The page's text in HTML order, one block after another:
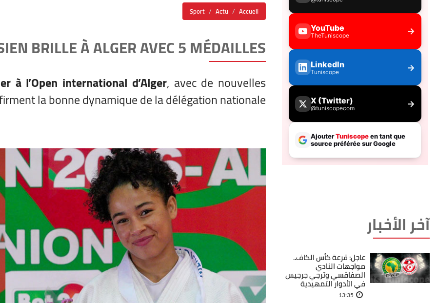
Sport Actu Accueil
BRILLE À ALGER AVEC 5 MÉDAILLES
à l’Open international d’Alger, avec de nouvelles
la bonne dynamique de la délégation nationale.
آخر الأخبار
عاجل: قرعة كأس الكاف..
مواجهات النادي
الصفاقسي وترجي جرجيس
في الأدوار التمهيدية
13:35